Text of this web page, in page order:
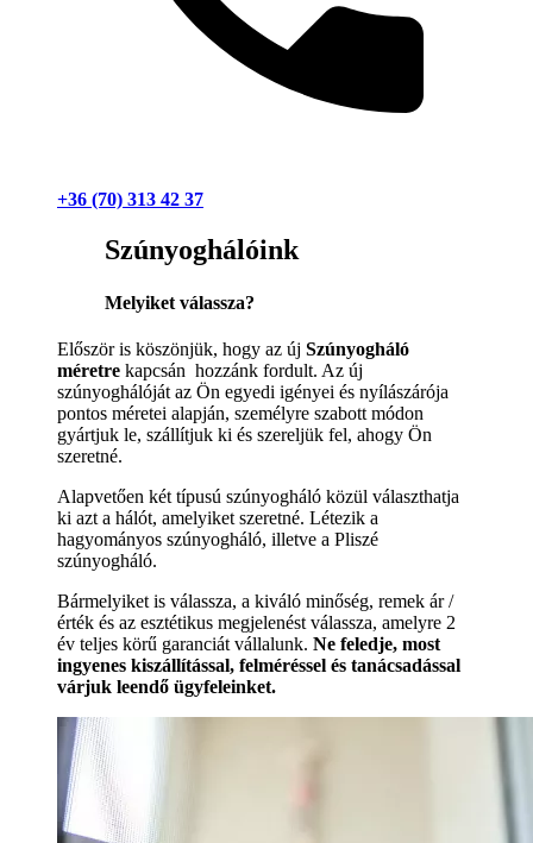
+36 (70) 313 42 37
Szúnyoghálóink
Melyiket válassza?
Először is köszönjük, hogy az új Szúnyogháló
méretre kapcsán hozzánk fordult. Az új
szúnyoghálóját az Ön egyedi igényei és nyílászárója
pontos méretei alapján, személyre szabott módon
gyártjuk le, szállítjuk ki és szereljük fel, ahogy Ön
szeretné.
Alapvetően két típusú szúnyogháló közül választhatja
ki azt a hálót, amelyiket szeretné. Létezik a
hagyományos szúnyogháló, illetve a Pliszé
szúnyogháló.
Bármelyiket is válassza, a kiváló minőség, remek ár /
érték és az esztétikus megjelenést válassza, amelyre 2
év teljes körű garanciát vállalunk. Ne feledje, most
ingyenes kiszállítással, felméréssel és tanácsadással
várjuk leendő ügyfeleinket.